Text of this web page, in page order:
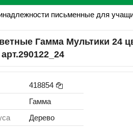
письменные для
Гамма Мультики 24
418854
Гамма
Дерево